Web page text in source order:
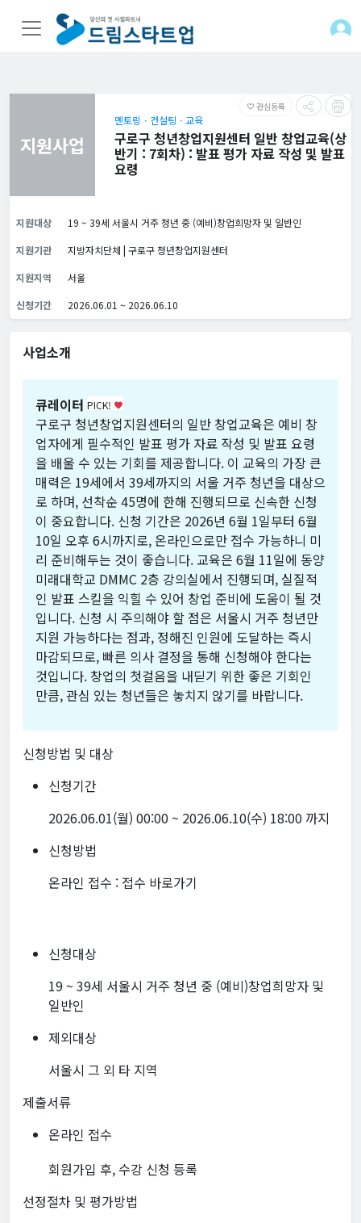
favorite_border 관심등록
지원사업
멘토링ㆍ컨설팅ㆍ교육
구로구 청년창업지원센터 일반 창업교육(상
반기 : 7회차) : 발표 평가 자료 작성 및 발표
요령
지원대상
19 ~ 39세 서울시 거주 청년 중 (예비)창업희망자 및 일반인
지원기관
지방자치단체 | 구로구 청년창업지원센터
지원지역
서울
신청기간
2026.06.01 ~ 2026.06.10
사업소개
큐레이터 PICK! favorite
구로구 청년창업지원센터의 일반 창업교육은 예비 창
업자에게 필수적인 발표 평가 자료 작성 및 발표 요령
을 배울 수 있는 기회를 제공합니다. 이 교육의 가장 큰
매력은 19세에서 39세까지의 서울 거주 청년을 대상으
로 하며, 선착순 45명에 한해 진행되므로 신속한 신청
이 중요합니다. 신청 기간은 2026년 6월 1일부터 6월
10일 오후 6시까지로, 온라인으로만 접수 가능하니 미
리 준비해두는 것이 좋습니다. 교육은 6월 11일에 동양
미래대학교 DMMC 2층 강의실에서 진행되며, 실질적
인 발표 스킬을 익힐 수 있어 창업 준비에 도움이 될 것
입니다. 신청 시 주의해야 할 점은 서울시 거주 청년만
지원 가능하다는 점과, 정해진 인원에 도달하는 즉시
마감되므로, 빠른 의사 결정을 통해 신청해야 한다는
것입니다. 창업의 첫걸음을 내딛기 위한 좋은 기회인
만큼, 관심 있는 청년들은 놓치지 않기를 바랍니다.
신청방법 및 대상
신청기간
2026.06.01(월) 00:00 ~ 2026.06.10(수) 18:00 까지
신청방법
온라인 접수 : 접수 바로가기
신청대상
19 ~ 39세 서울시 거주 청년 중 (예비)창업희망자 및
일반인
제외대상
서울시 그 외 타 지역
제출서류
온라인 접수
회원가입 후, 수강 신청 등록
선정절차 및 평가방법